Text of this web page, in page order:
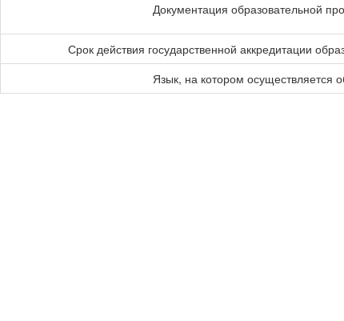
Документация образовательной
Срок действия государственной аккредитации
Язык, на котором осуществляется